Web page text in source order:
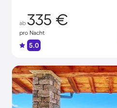
ab 335 €
pro Nacht
5.0